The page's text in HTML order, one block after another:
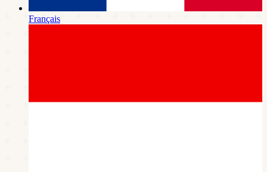
Français